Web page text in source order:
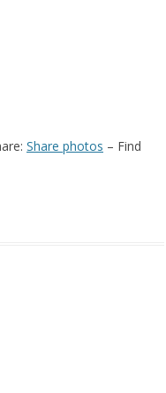
Share photos – Find